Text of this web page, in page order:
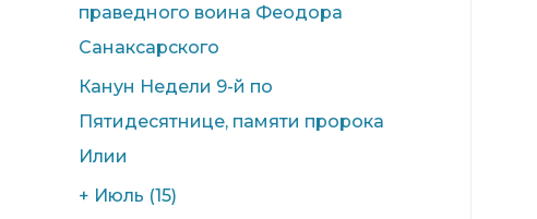
праведного воина Феодора
Санаксарского
Канун Недели 9-й по
Пятидесятнице, памяти пророка
Илии
+ Июль (15)